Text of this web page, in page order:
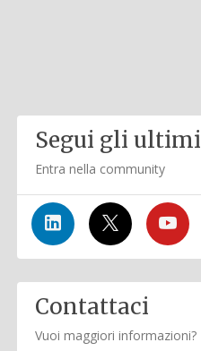
Segui gli
Entra nella community
Contattaci
Vuoi maggiori informazioni?